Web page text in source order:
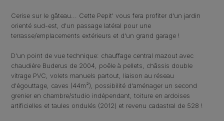
Cerise sur le gâteau... Cette Pepit' vous fera profiter d'un jardin
orienté sud-est, d'un passage latéral pour une
terrasse/emplacements extérieurs et d'un grand garage !
D'un point de vue technique: chauffage central mazout avec
chaudière Buderus de 2004, poêle à pellets, châssis double
vitrage PVC, volets manuels partout, liaison au réseau
d'égouttage, caves (44m²), possibilité d'aménager un second
grenier en chambre/studio indépendant, toiture en ardoises
artificielles et taules ondulés (2012) et revenu cadastral de 528 !